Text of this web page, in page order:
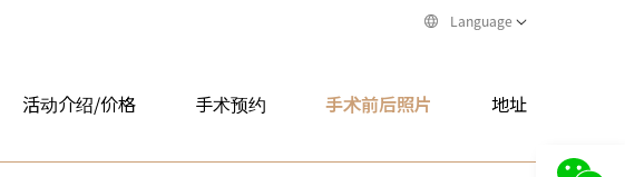
Language
活动介绍/价格 手术预约 手术前后照片 地址